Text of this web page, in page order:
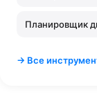
Планировщик
→ Все